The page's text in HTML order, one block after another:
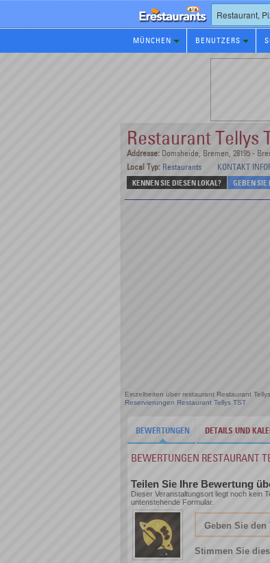
Restaurants
Reservierungen
MÜNCHEN BENUTZERS
Restaurant Tellys
Addresse: Domsheide, Bremen, 28195 -
Local Typ: Restaurants KONTAKT
KENNEN SIE DIESEN LOKAL? GEBEN SIE
Einzelheiten über restaurant Restaurant
Reservierungen Restaurant Tellys TST
BEWERTUNGEN DETAILS UND
BEWERTUNGEN RESTAURANT
Teilen Sie Ihre Bewertung
Dieser Veranstaltungsort liegt noch kein
untenstehende Formular.
Stimmen Sie